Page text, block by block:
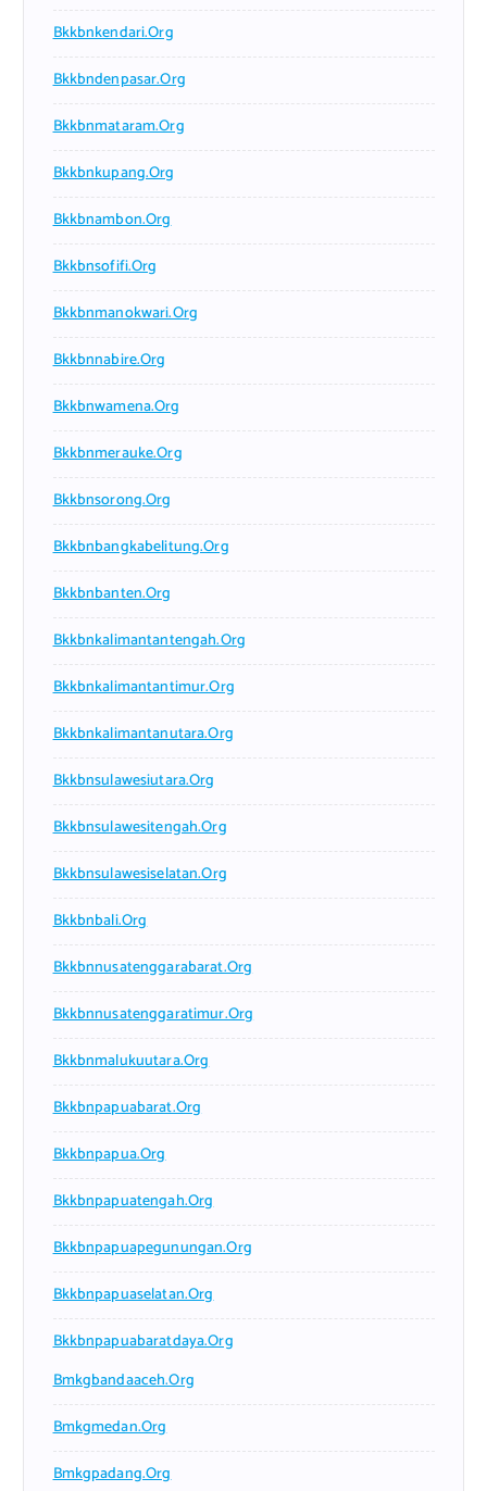
Bkkbnkendari.org
Bkkbndenpasar.org
Bkkbnmataram.org
Bkkbnkupang.org
Bkkbnambon.org
Bkkbnsofifi.org
Bkkbnmanokwari.org
Bkkbnnabire.org
Bkkbnwamena.org
Bkkbnmerauke.org
Bkkbnsorong.org
Bkkbnbangkabelitung.org
Bkkbnbanten.org
Bkkbnkalimantantengah.org
Bkkbnkalimantantimur.org
Bkkbnkalimantanutara.org
Bkkbnsulawesiutara.org
Bkkbnsulawesitengah.org
Bkkbnsulawesiselatan.org
Bkkbnbali.org
Bkkbnnusatenggarabarat.org
Bkkbnnusatenggaratimur.org
Bkkbnmalukuutara.org
Bkkbnpapuabarat.org
Bkkbnpapua.org
Bkkbnpapuatengah.org
Bkkbnpapuapegunungan.org
Bkkbnpapuaselatan.org
Bkkbnpapuabaratdaya.org
Bmkgbandaaceh.org
Bmkgmedan.org
Bmkgpadang.org